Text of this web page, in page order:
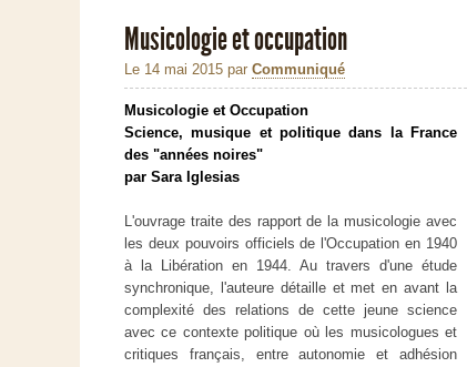
Musicologie et occupation
Le 14 mai 2015 par Communiqué
Musicologie et Occupation
Science, musique et politique dans la France
des "années noires"
par Sara Iglesias
L'ouvrage traite des rapport de la musicologie avec
les deux pouvoirs officiels de l'Occupation en 1940
à la Libération en 1944. Au travers d'une étude
synchronique, l'auteure détaille et met en avant la
complexité des relations de cette jeune science
avec ce contexte politique où les musicologues et
critiques français, entre autonomie et adhésion